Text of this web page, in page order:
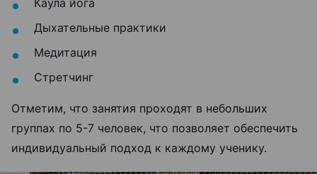
Дыхательные практики
Медитация
Стретчинг
Отметим, что занятия проходят в небольших
группах по 5-7 человек, что позволяет обеспечить
индивидуальный подход к каждому ученику.